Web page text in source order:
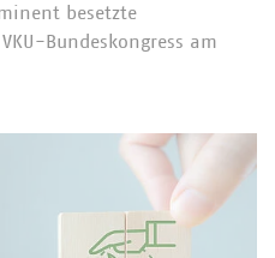
besetzte
Bundeskongress am